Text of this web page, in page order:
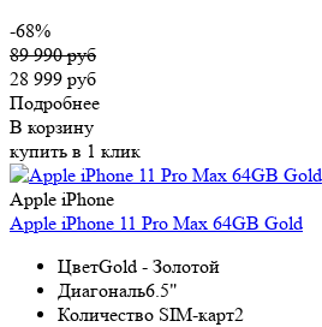
-68%
89 990 руб
28 999 руб
Подробнее
В корзину
купить в 1 клик
Apple iPhone
Apple iPhone 11 Pro Max 64GB Gold
ЦветGold - Золотой
Диагональ6.5"
Количество SIM-карт2